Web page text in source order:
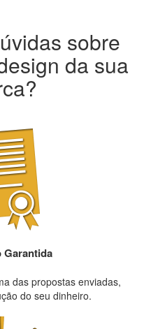
sobre
da sua
Garantida
das propostas enviadas,
do seu dinheiro.